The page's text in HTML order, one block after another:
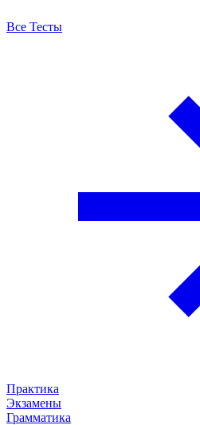
Все Тесты
Практика
Экзамены
Грамматика